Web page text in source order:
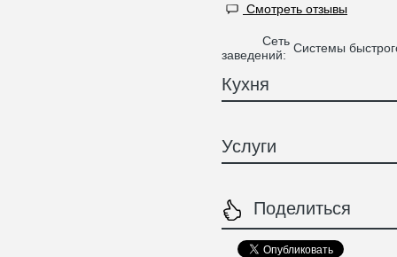
Смотреть отзывы
Сеть
заведений: Системы
Кухня
Услуги
Поделиться